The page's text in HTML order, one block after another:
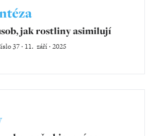
jak rostliny asimilují
37 ‧ 11. září ‧ 2025